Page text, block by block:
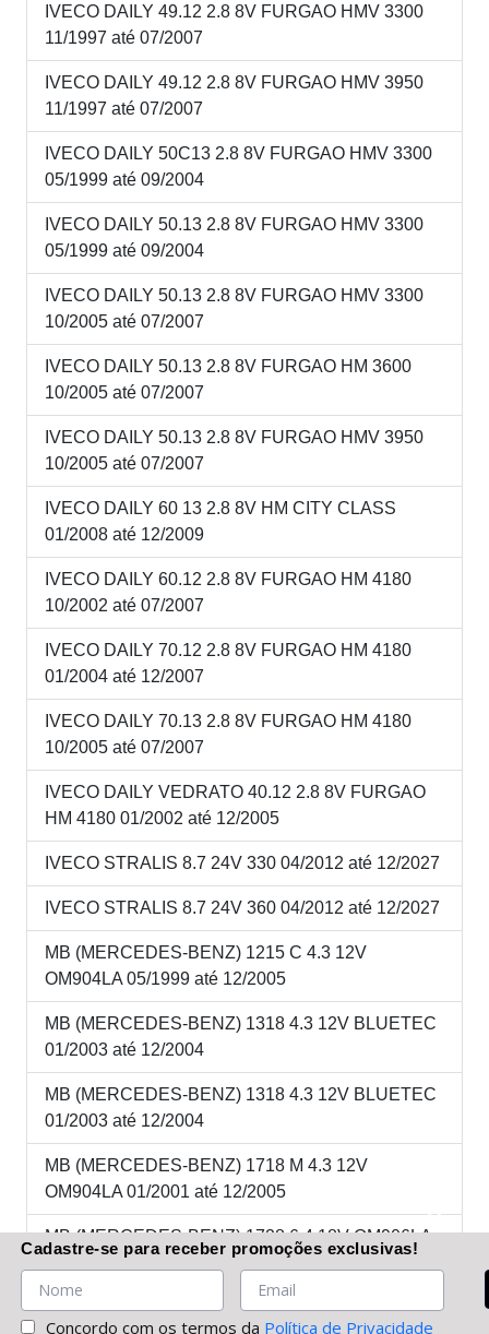
IVECO DAILY 49.12 2.8 8V FURGAO HMV 3300
11/1997 até 07/2007
IVECO DAILY 49.12 2.8 8V FURGAO HMV 3950
11/1997 até 07/2007
IVECO DAILY 50C13 2.8 8V FURGAO HMV 3300
05/1999 até 09/2004
IVECO DAILY 50.13 2.8 8V FURGAO HMV 3300
05/1999 até 09/2004
IVECO DAILY 50.13 2.8 8V FURGAO HMV 3300
10/2005 até 07/2007
IVECO DAILY 50.13 2.8 8V FURGAO HM 3600
10/2005 até 07/2007
IVECO DAILY 50.13 2.8 8V FURGAO HMV 3950
10/2005 até 07/2007
IVECO DAILY 60 13 2.8 8V HM CITY CLASS
01/2008 até 12/2009
IVECO DAILY 60.12 2.8 8V FURGAO HM 4180
10/2002 até 07/2007
IVECO DAILY 70.12 2.8 8V FURGAO HM 4180
01/2004 até 12/2007
IVECO DAILY 70.13 2.8 8V FURGAO HM 4180
10/2005 até 07/2007
IVECO DAILY VEDRATO 40.12 2.8 8V FURGAO
HM 4180 01/2002 até 12/2005
IVECO STRALIS 8.7 24V 330 04/2012 até 12/2027
IVECO STRALIS 8.7 24V 360 04/2012 até 12/2027
MB (MERCEDES-BENZ) 1215 C 4.3 12V
OM904LA 05/1999 até 12/2005
MB (MERCEDES-BENZ) 1318 4.3 12V BLUETEC
01/2003 até 12/2004
MB (MERCEDES-BENZ) 1318 4.3 12V BLUETEC
01/2003 até 12/2004
MB (MERCEDES-BENZ) 1718 M 4.3 12V
OM904LA 01/2001 até 12/2005
MB (MERCEDES-BENZ) 1728 6.4 18V OM906LA
04/2003 até 01/2006
MB (MERCEDES-BENZ) 2423K 6.4 18V OM906LA
Cadastre-se para receber promoções exclusivas!
Concordo com os termos da Política de Privacidade